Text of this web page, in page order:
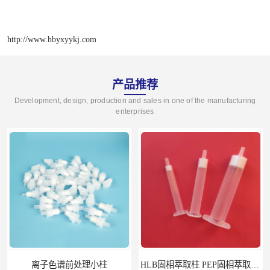
http://www.hbyxyykj.com
产品推荐
Development, design, production and sales in one of the manufacturing
enterprises
离子色谱前处理小柱​ HLB固相萃取柱 PEP固相萃取柱 PLS固相萃取柱